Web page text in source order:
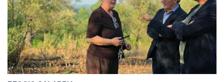
generale della ItalConsult Spa, […]